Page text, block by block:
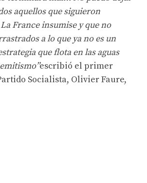
aquellos que siguieron
France insumise y que no
a lo que ya no es un
que flota en las aguas
escribió el primer
Socialista, Olivier Faure,